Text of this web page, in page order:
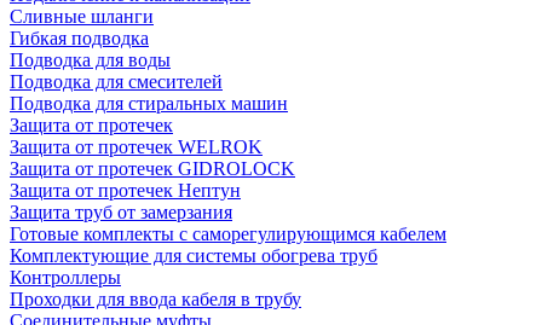
Сливные шланги
Гибкая подводка
Подводка для воды
Подводка для смесителей
Подводка для стиральных машин
Защита от протечек
Защита от протечек WELROK
Защита от протечек GIDROLOCK
Защита от протечек Нептун
Защита труб от замерзания
Готовые комплекты с саморегулирующимся кабелем
Комплектующие для системы обогрева труб
Контроллеры
Проходки для ввода кабеля в трубу
Соединительные муфты